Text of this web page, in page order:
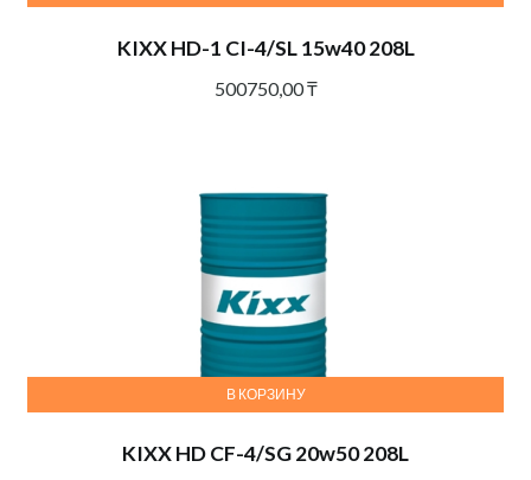
KIXX HD-1 CI-4/SL 15w40 208L
500750,00₸
KIXX HD CF-4/SG 20w50 208L
В КОРЗИНУ